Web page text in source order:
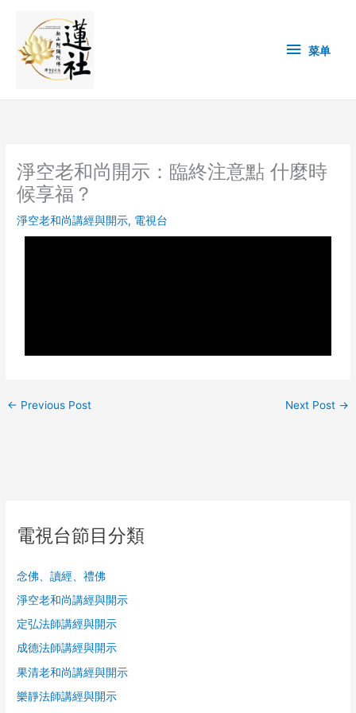
content
单 菜单
淨空老和尚開示：臨終注意點 什麼時
候享福？
淨空老和尚講經與開示, 電視台
← Previous Post Next Post →
電視台節目分類
念佛、讀經、禮佛
淨空老和尚講經與開示
定弘法師講經與開示
成德法師講經與開示
果清老和尚講經與開示
樂靜法師講經與開示